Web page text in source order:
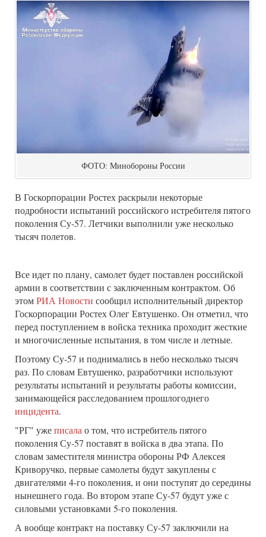
ФОТО: Минобороны России
В Госкорпорации Ростех раскрыли некоторые
подробности испытаний российского истребителя пятого
поколения Су-57. Летчики выполнили уже несколько
тысяч полетов.
Все идет по плану, самолет будет поставлен российской
армии в соответствии с заключенным контрактом. Об
этомРИА Новости сообщил исполнительный директор
Госкорпорации Ростех Олег Евтушенко. Он отметил, что
перед поступлением в войска техника проходит жесткие
и многочисленные испытания, в том числе и летные.
Поэтому Су-57 и поднимались в небо несколько тысяч
раз. По словам Евтушенко, разработчики используют
результаты испытаний и результаты работы комиссии,
занимающейся расследованием прошлогоднего
инцидента.
"РГ" ужеписала о том, что истребитель пятого
поколения Су-57 поставят в войска в два этапа. По
словам заместителя министра обороны РФ Алексея
Криворучко, первые самолеты будут закуплены с
двигателями 4-го поколения, и они поступят до середины
нынешнего года. Во втором этапе Су-57 будут уже с
силовыми установками 5-го поколения.
А вообще контракт на поставку Су-57 заключили на